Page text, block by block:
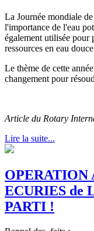
La Journée mondiale
l'importance de l'eau
également utilisée pour
ressources en eau
Le thème de cette
changement pour
Article du Rotary
Lire la suite...
OPERATION
ECURIES de
PARTI !